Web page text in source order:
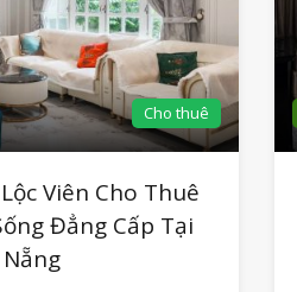
Cho thuê
Viên Cho Thuê
Đẳng Cấp Tại